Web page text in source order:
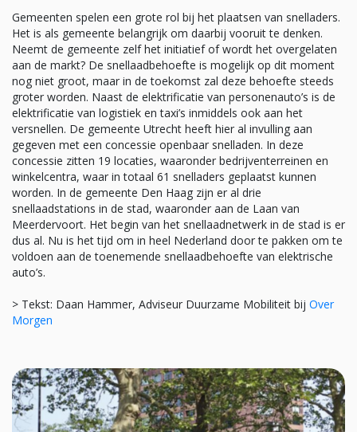
Gemeenten spelen een grote rol bij het plaatsen van snelladers.
Het is als gemeente belangrijk om daarbij vooruit te denken.
Neemt de gemeente zelf het initiatief of wordt het overgelaten
aan de markt? De snellaadbehoefte is mogelijk op dit moment
nog niet groot, maar in de toekomst zal deze behoefte steeds
groter worden. Naast de elektrificatie van personenauto’s is de
elektrificatie van logistiek en taxi’s inmiddels ook aan het
versnellen. De gemeente Utrecht heeft hier al invulling aan
gegeven met een concessie openbaar snelladen. In deze
concessie zitten 19 locaties, waaronder bedrijventerreinen en
winkelcentra, waar in totaal 61 snelladers geplaatst kunnen
worden. In de gemeente Den Haag zijn er al drie
snellaadstations in de stad, waaronder aan de Laan van
Meerdervoort. Het begin van het snellaadnetwerk in de stad is er
dus al. Nu is het tijd om in heel Nederland door te pakken om te
voldoen aan de toenemende snellaadbehoefte van elektrische
auto’s.
> Tekst: Daan Hammer, Adviseur Duurzame Mobiliteit bij Over
Morgen